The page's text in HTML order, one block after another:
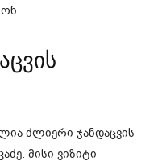
ძლიერი ჯანდაცვის
მისი ვიზიტი